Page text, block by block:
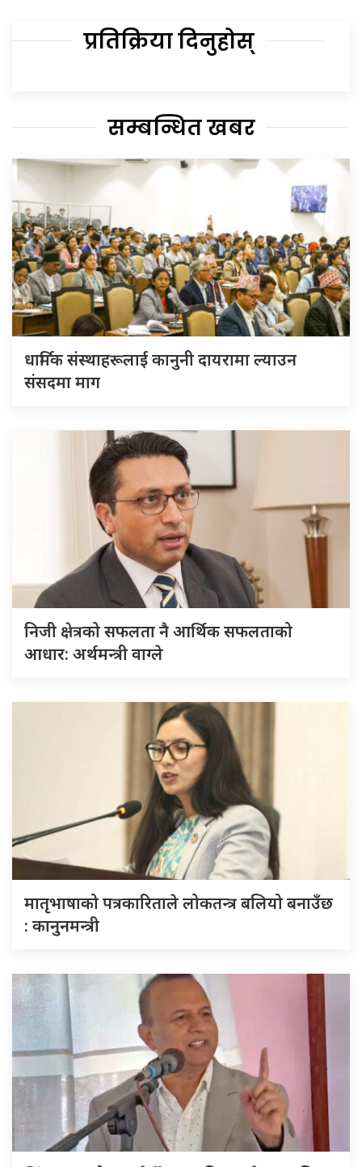
प्रतिक्रिया दिनुहोस्
सम्बन्धित खबर
धार्मिक संस्थाहरूलाई कानुनी दायरामा ल्याउन
संसदमा माग
निजी क्षेत्रको सफलता नै आर्थिक सफलताको
आधार: अर्थमन्त्री वाग्ले
मातृभाषाको पत्रकारिताले लोकतन्त्र बलियो बनाउँछ
: कानुनमन्त्री